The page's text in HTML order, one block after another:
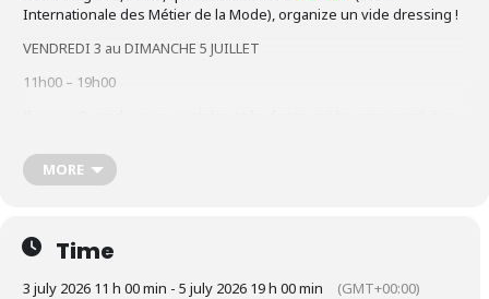
Internationale des Métier de la Mode), organize un vide dressing !
VENDREDI 3 au DIMANCHE 5 JUILLET
11h00 – 19h00
et autre trouvailles pour tous les goûts.
Il y aura aussi une curation de bijoux fait main de
achetez vintage et seconde main !
MORE
Time
3 july 2026 11 h 00 min - 5 july 2026 19 h 00 min (GMT+00:00)